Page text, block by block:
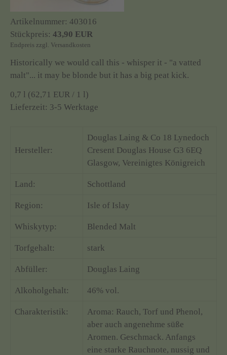
Artikelnummer: 403016
Stückpreis: 43,90 EUR
Endpreis zzgl. Versandkosten
Historically we would call this - whisper it - "a vatted
malt"... it may be blonde but it has a big peat kick.
0,7 l (62,71 EUR / 1 l)
Lieferzeit: 3-5 Werktage
Hersteller:
Douglas Laing & Co 18 Lynedoch
Cresent Douglas House G3 6EQ
Glasgow, Vereinigtes Königreich
Land: Schottland
Region: Isle of Islay
Whiskytyp: Blended Malt
Torfgehalt: stark
Abfüller: Douglas Laing
Alkoholgehalt: 46% vol.
Charakteristik:
Aroma: Rauch, Torf und Phenol,
aber auch angenehme süße
Aromen. Geschmack. Anfangs
eine starke Rauchnote, nussig und